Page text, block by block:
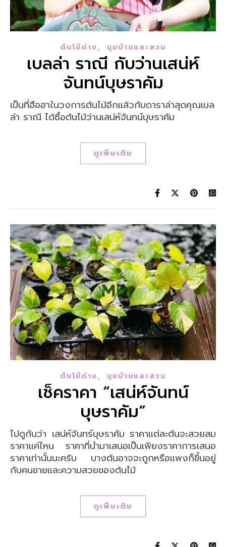
ต้นไม้ด่าง, มุมบ้านและสวน
เบลล่า ราณี กับว่านเสน่ห์
จันทน์บุษราคัม
เป็นที่ฮือฮาในวงการต้นไม้อีกแล้วกับดาราล่าสุดคุณเบล
ล่า ราณี ได้ซื้อต้นไม้ว่านเสน่ห์จันทน์บุษราคัม
ดูเพิ่มเติม
ต้นไม้ด่าง, มุมบ้านและสวน
เช็คราคา “เสน่ห์จันทน์
บุษราคัม”
ไปดูกันว่า เสน่ห์จันทร์บุษราคัม ราคาแต่ละต้นจะสวยสม
ราคาแค่ไหน ราคาที่นำมาเสนอเป็นเพียงราคาการเสนอ
ราคาเท่านั้นนะครับ บางต้นอาจจะถูกหรือแพงก็ขึ้นอยู่
กับคนขายและความสวยของต้นไม้
ดูเพิ่มเติม